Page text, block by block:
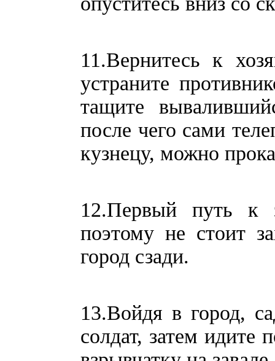
11.Вернитесь к
устраните
тащите
после чего сами
кузнецу, можно
12.Первый путь к
поэтому не стоит
город сзади.
13.Войдя в город,
солдат, затем